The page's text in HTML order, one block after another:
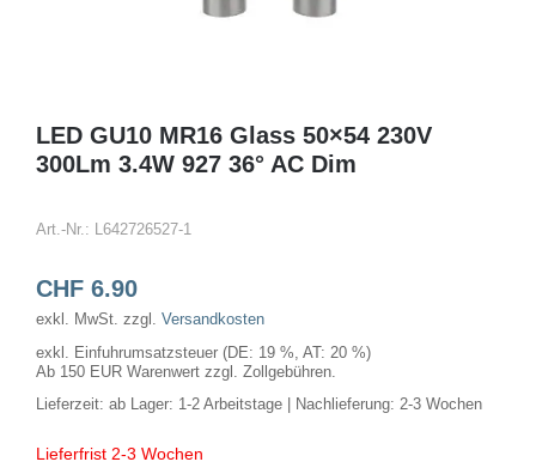
LED GU10 MR16 Glass 50×54 230V
300Lm 3.4W 927 36° AC Dim
Art.-Nr.: L642726527-1
CHF6.90
exkl. MwSt. zzgl. Versandkosten
exkl. Einfuhrumsatzsteuer (DE: 19 %, AT: 20 %)
Ab 150 EUR Warenwert zzgl. Zollgebühren.
Lieferzeit: ab Lager: 1-2 Arbeitstage | Nachlieferung: 2-3 Wochen
Lieferfrist 2-3 Wochen